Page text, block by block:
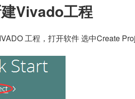
Vivado工程
工程，打开软件 选中Create